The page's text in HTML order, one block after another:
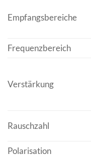
Empfangsbereiche
Frequenzbereich
Verstärkung
Rauschzahl
Polarisation